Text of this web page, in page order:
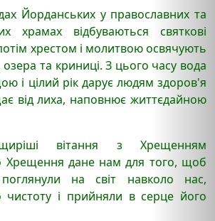
Йорданських у православних та
храмах відбуваються святкові
хрестом і молитвою освячують
та криниці. З цього часу вода
і цілий рік дарує людям здоров'я
від лиха, наповнює життєдайною
вітання з Хрещенням
Хрещення дане нам для того, щоб
на світ навколо нас,
чистоту і прийняли в серце його